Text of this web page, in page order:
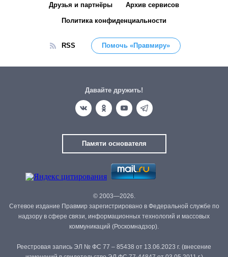
Друзья и партнёры Архив сервисов
Политика конфиденциальности
RSS Помочь «Правмиру»
Давайте дружить!
Памяти основателя
© 2003—2026.
Сетевое издание Правмир зарегистрировано в Федеральной службе по
надзору в сфере связи, информационных технологий и массовых
коммуникаций (Роскомнадзор).
Реестровая запись ЭЛ № ФС 77 – 85438 от 13.06.2023 г. (внесение